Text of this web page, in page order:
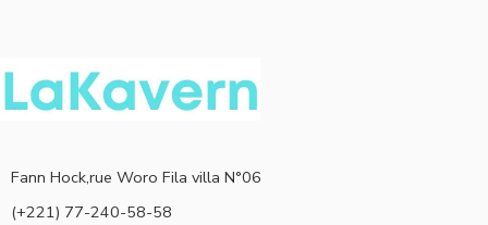
Fann Hock,rue Woro Fila villa N°06
(+221) 77-240-58-58